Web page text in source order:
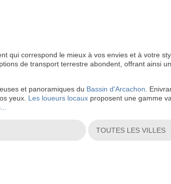
qui correspond le mieux à vos envies et à votre
de transport terrestre abondent, offrant ainsi
et panoramiques du Bassin d'Arcachon .
yeux. Les loueurs locaux proposent une gamme